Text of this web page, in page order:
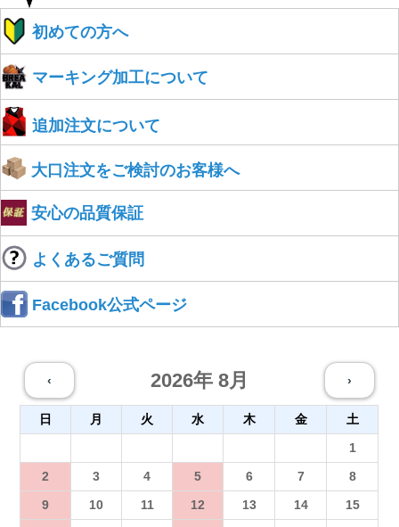
初めての方へ
マーキング加工について
追加注文について
大口注文をご検討のお客様へ
安心の品質保証
よくあるご質問
Facebook公式ページ
‹ 2026年 8月 ›
日 月 火 水 木 金
土
1
2
3 4 5 6 7
8
9
10 11 12 13 14
15